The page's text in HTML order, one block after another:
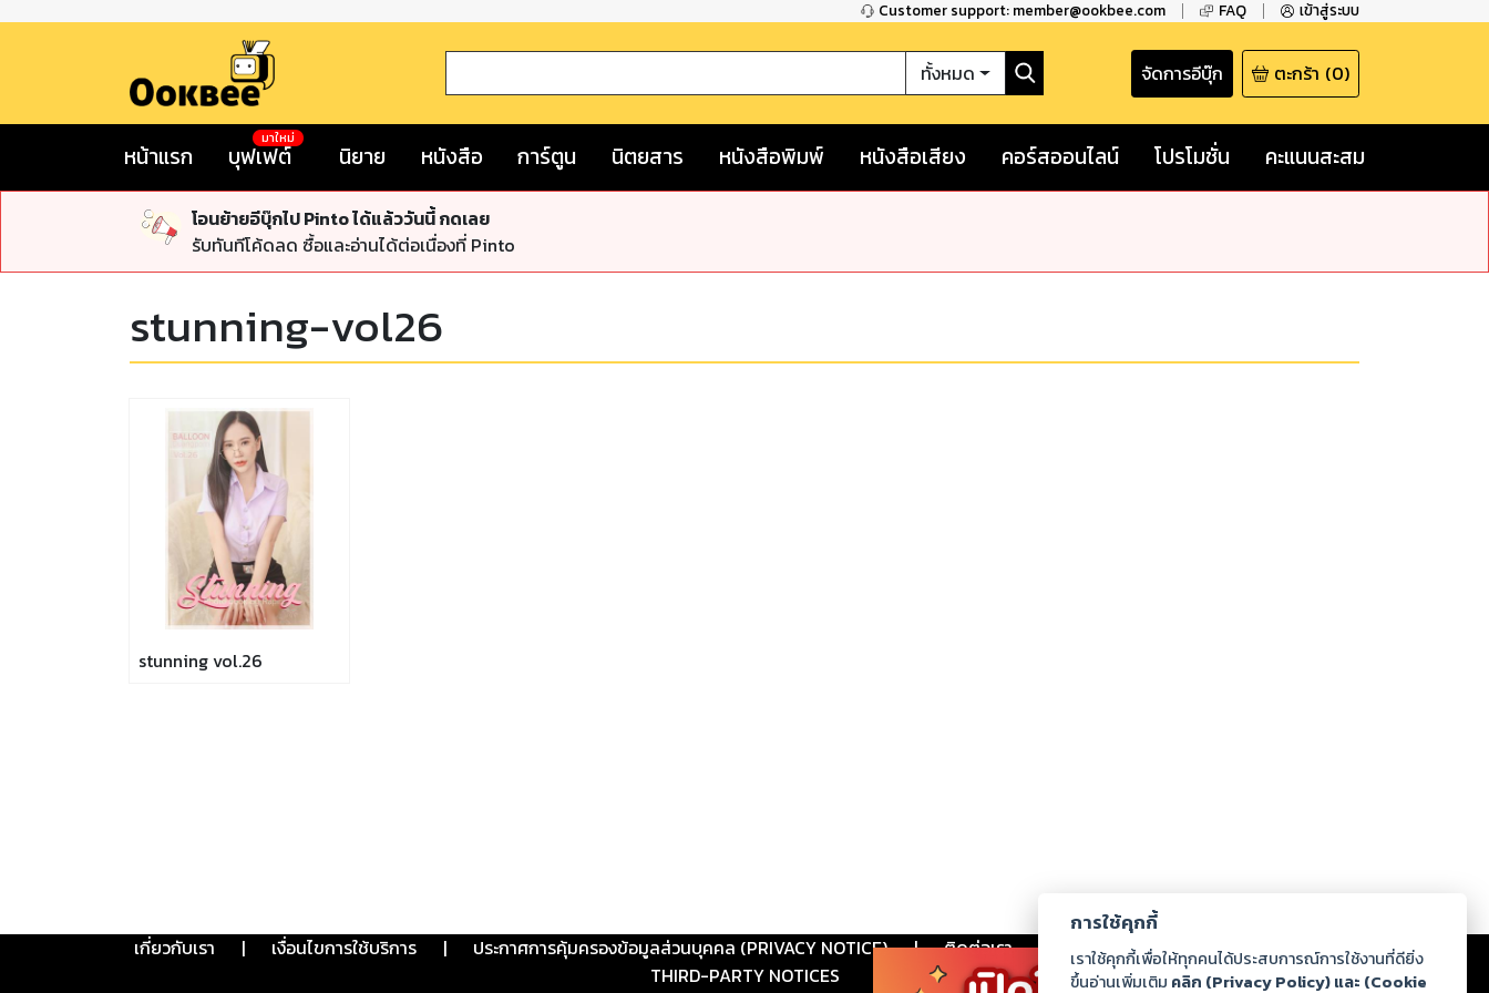
Customer support: member@ookbee.com FAQ เข้าสู่ระบบ
ทั้งหมด จัดการอีบุ๊ก ตะกร้า (0)
หน้าแรก บุฟเฟต์
มาใหม่
นิยาย หนังสือ การ์ตูน นิตยสาร หนังสือพิมพ์ หนังสือเสียง คอร์สออนไลน์ โปรโมชั่น คะแนนสะสม
โอนย้ายอีบุ๊กไป Pinto ได้แล้ววันนี้ กดเลย
รับทันทีโค้ดลด ซื้อและอ่านได้ต่อเนื่องที่ Pinto
stunning-vol26
stunning vol.26
เกี่ยวกับเรา | เงื่อนไขการใช้บริการ | ประกาศการคุ้มครองข้อมูลส่วนบุคคล (PRIVACY NOTICE) | ติดต่อเรา ร่วมงานกับเรา ดาวน์โหลด
THIRD-PARTY NOTICES
การใช้คุกกี้
เราใช้คุกกี้เพื่อให้ทุกคนได้ประสบการณ์การใช้งานที่ดียิ่ง
ขึ้นอ่านเพิ่มเติม คลิก (Privacy Policy) และ (Cookie